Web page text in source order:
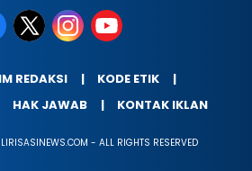
REDAKSI
KODE ETIK
HAK JAWAB KONTAK IKLAN
- ALL RIGHTS RESERVED